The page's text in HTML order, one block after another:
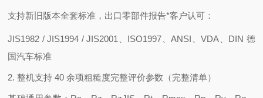
支持新旧版本全套标准，出口零部件报告*客户认可：
JIS1982 / JIS1994 / JIS2001、ISO1997、ANSI、VDA、DIN 德
国汽车标准
2. 整机支持 40 余项粗糙度完整评价参数（完整清单）